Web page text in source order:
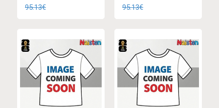
95.13€
95.13€